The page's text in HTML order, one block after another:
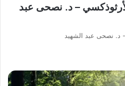
– د. نصحى عبد
- د. نصحى عبد الشهيد